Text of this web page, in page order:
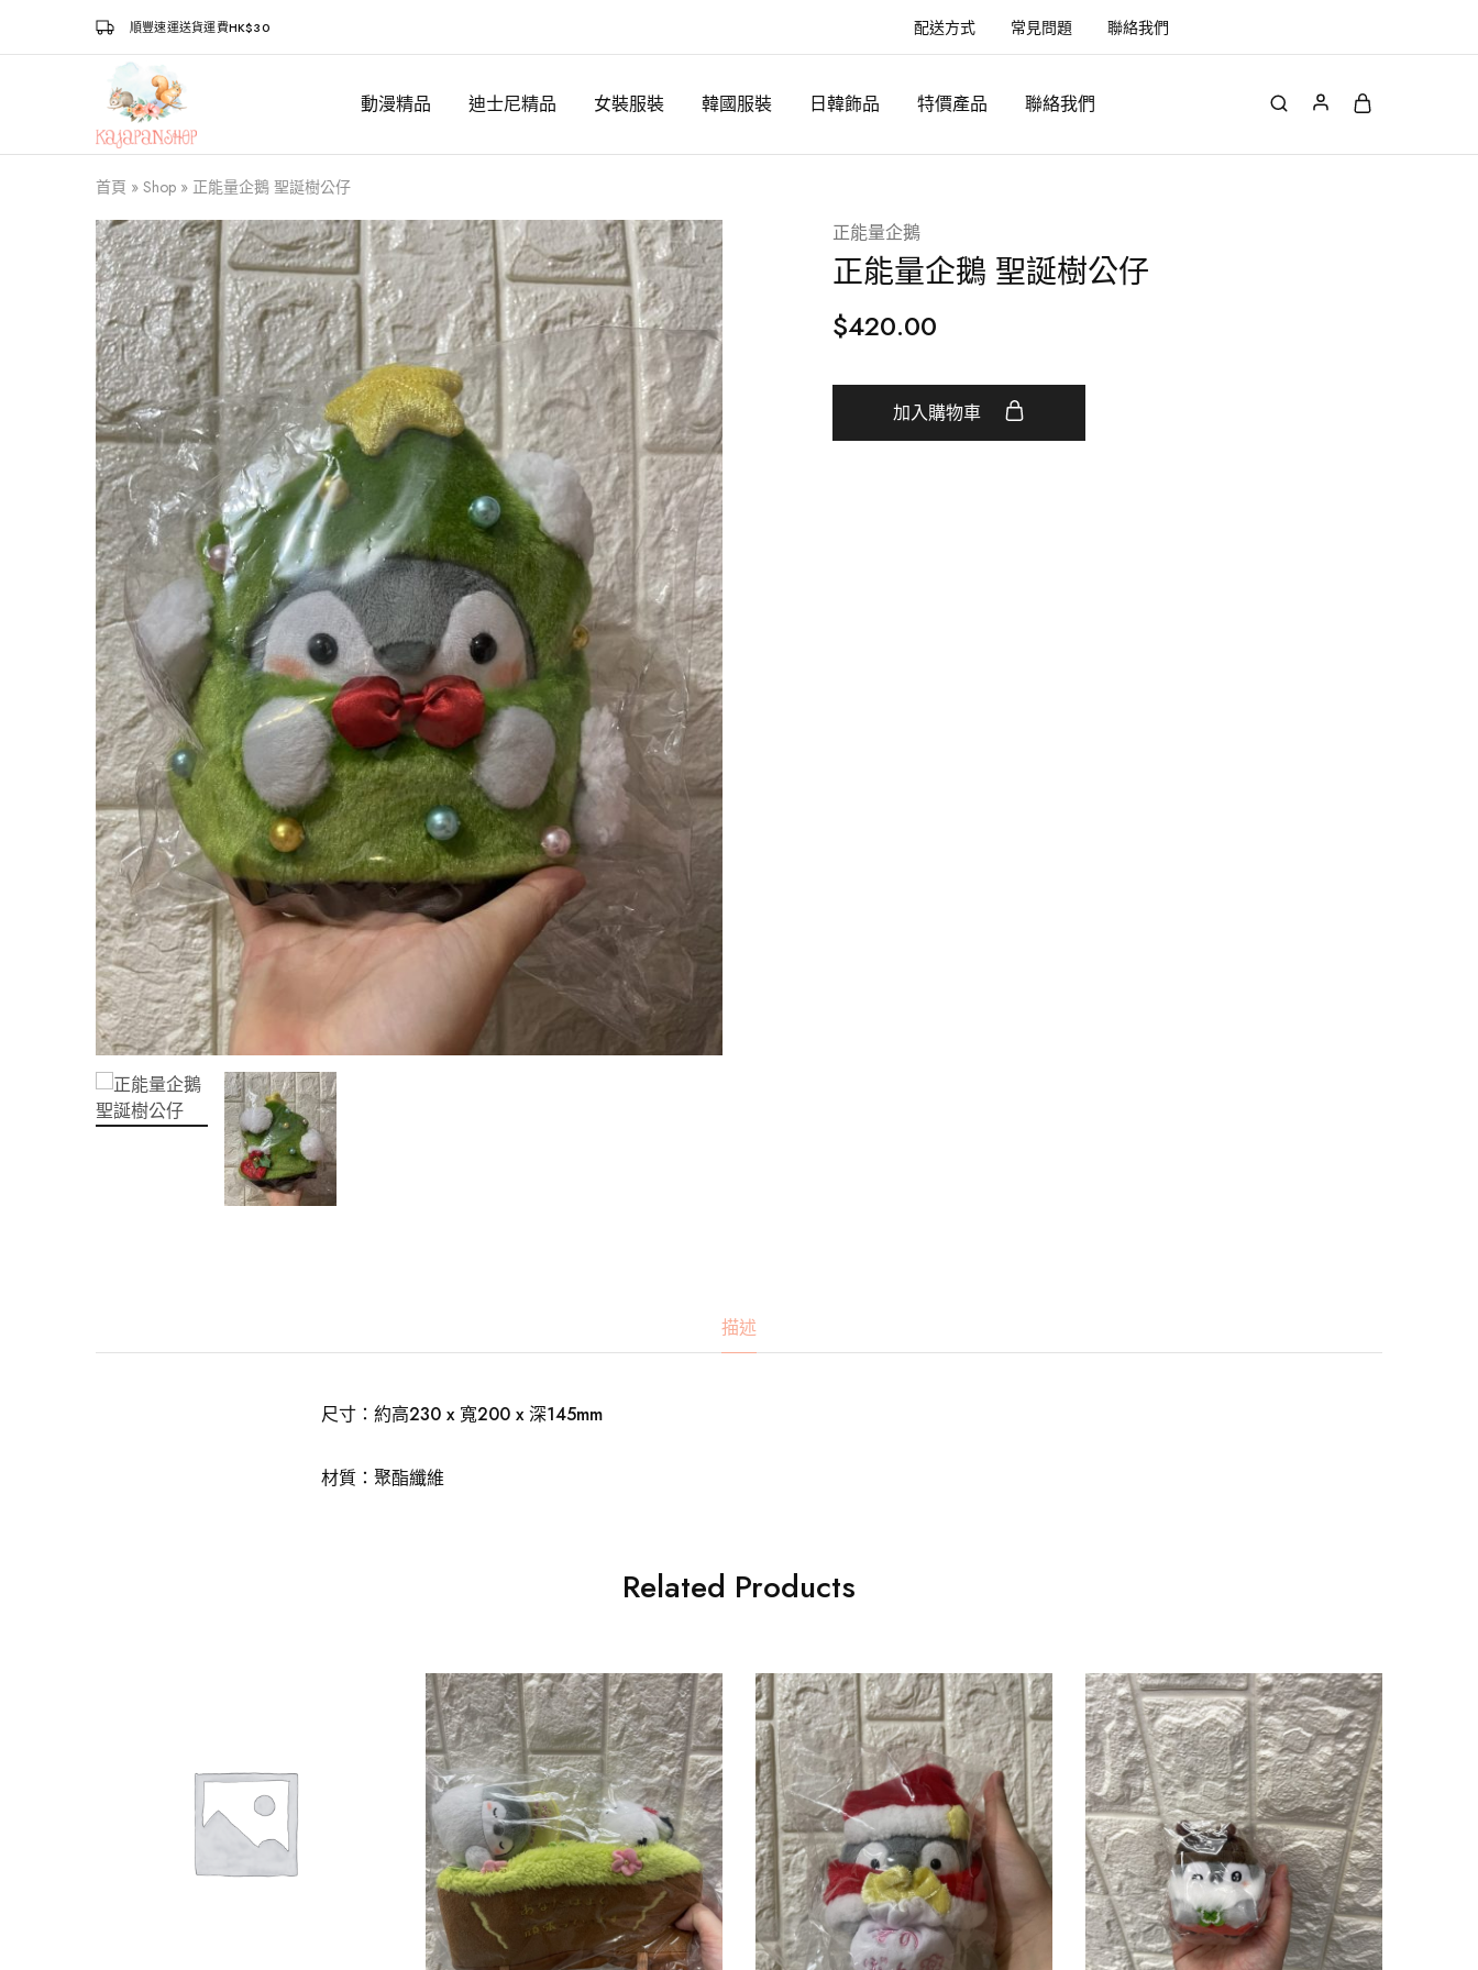
順豐速運送貨運費HK$30 配送方式 常見問題 聯絡我們
Kajapanshop
日
韓
百
貨
店
動漫精品 迪士尼精品 女裝服裝 韓國服裝 日韓飾品 特價產品 聯絡我們
首頁 » Shop » 正能量企鵝 聖誕樹公仔
正能量企鵝
正能量企鵝 聖誕樹公仔
$420.00
加入購物車
描述
尺寸：約高230 x 寬200 x 深145mm
材質：聚酯纖維
Related Products